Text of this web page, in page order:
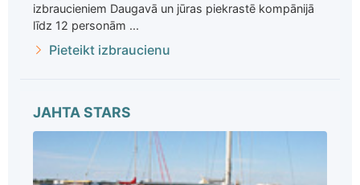
izbraucieniem Daugavā un jūras piekrastē kompānijā
līdz 12 personām ...
Pieteikt izbraucienu
JAHTA STARS